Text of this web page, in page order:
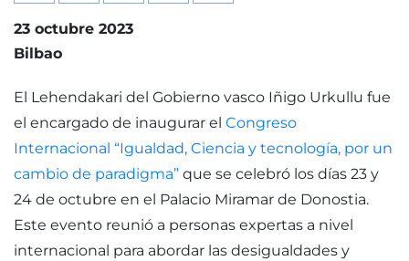
23 octubre 2023
Bilbao
El Lehendakari del Gobierno vasco Iñigo Urkullu fue
el encargado de inaugurar el Congreso
Internacional “Igualdad, Ciencia y tecnología, por un
cambio de paradigma” que se celebró los días 23 y
24 de octubre en el Palacio Miramar de Donostia.
Este evento reunió a personas expertas a nivel
internacional para abordar las desigualdades y